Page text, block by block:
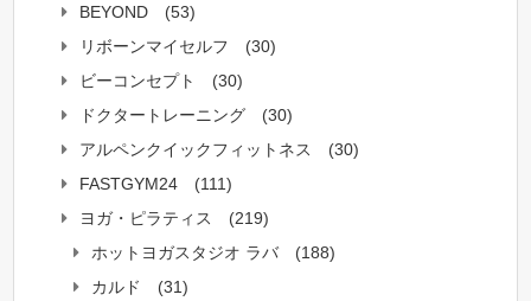
BEYOND
(53)
リボーンマイセルフ
(30)
ビーコンセプト
(30)
ドクタートレーニング
(30)
アルペンクイックフィットネス
(30)
FASTGYM24
(111)
ヨガ・ピラティス
(219)
ホットヨガスタジオ ラバ
(188)
カルド
(31)